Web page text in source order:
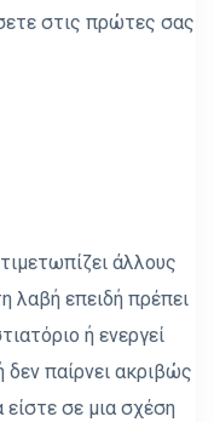
στις πρώτες σας
άλλους
λαβή επειδή πρέπει
ή ενεργεί
παίρνει ακριβώς
σε μια σχέση